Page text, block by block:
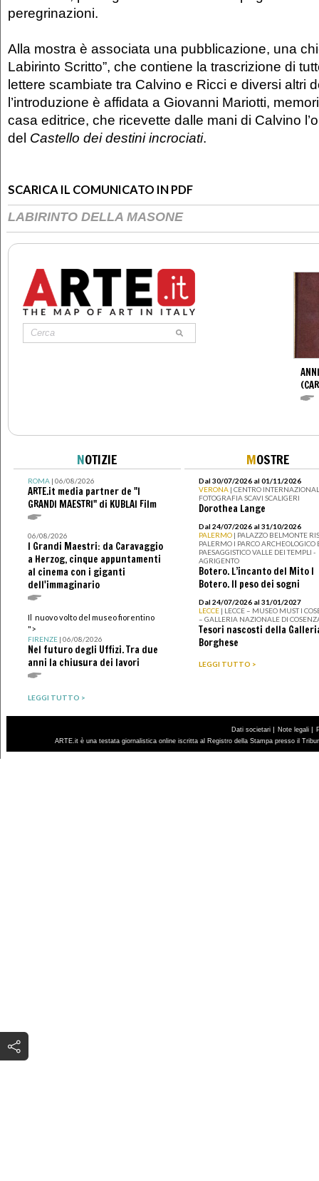
peregrinazioni.
Alla mostra è associata una pubblicazione, una
Labirinto Scritto”, che contiene la trascrizione di
lettere scambiate tra Calvino e Ricci e diversi altri
l’introduzione è affidata a Giovanni Mariotti,
casa editrice, che ricevette dalle mani di Calvino
del Castello dei destini incrociati.
SCARICA IL COMUNICATO IN PDF
LABIRINTO DELLA MASONE
NOTIZIE
ROMA| 06/08/2026
ARTE.it media partner de "I
GRANDI MAESTRI" di KUBLAI Film
06/08/2026
I Grandi Maestri: da Caravaggio
a Herzog, cinque appuntamenti
al cinema con i giganti
dell'immaginario
Il nuovo volto del museo fiorentino
">
FIRENZE| 06/08/2026
Nel futuro degli Uffizi. Tra due
anni la chiusura dei lavori
LEGGI TUTTO >
MOSTRE
Dal 30/07/2026 al 01/11/2026
VERONA | CENTRO
FOTOGRAFIA SCAVI SCALIGERI
Dorothea Lange
Dal 24/07/2026 al 31/10/2026
PALERMO | PALAZZO BELMONTE
PALERMO I PARCO ARCHEOLOGICO
PAESAGGISTICO VALLE DEI TEMPLI -
AGRIGENTO
Botero. L’incanto del Mito I
Botero. Il peso dei sogni
Dal 24/07/2026 al 31/01/2027
LECCE | LECCE – MUSEO MUST I
– GALLERIA NAZIONALE DI
Tesori nascosti della
Borghese
LEGGI TUTTO >
Dati societari | Note legali |
ARTE.it è una testata giornalistica online iscritta al Registro della Stampa presso il